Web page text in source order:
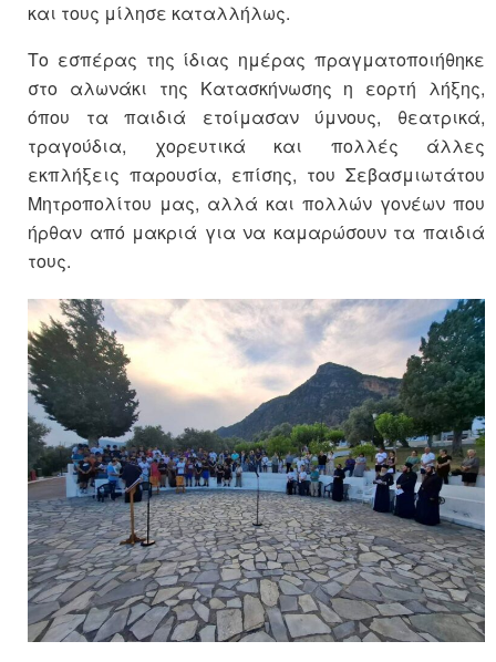
και τους μίλησε καταλλήλως.
Το εσπέρας της ίδιας ημέρας πραγματοποιήθηκε
στο αλωνάκι της Κατασκήνωσης η εορτή λήξης,
όπου τα παιδιά ετοίμασαν ύμνους, θεατρικά,
τραγούδια, χορευτικά και πολλές άλλες
εκπλήξεις παρουσία, επίσης, του Σεβασμιωτάτου
Μητροπολίτου μας, αλλά και πολλών γονέων που
ήρθαν από μακριά για να καμαρώσουν τα παιδιά
τους.